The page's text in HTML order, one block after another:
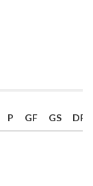
P GF GS DR